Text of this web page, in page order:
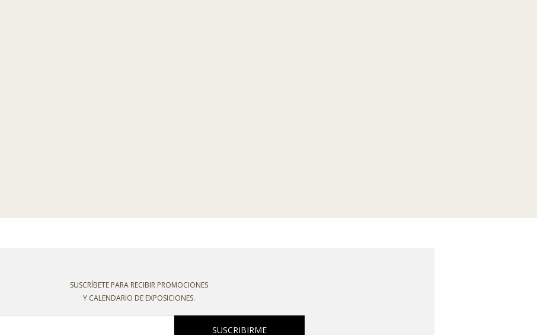
SUSCRÍBETE PARA RECIBIR PROMOCIONES
Y CALENDARIO DE EXPOSICIONES.
SUSCRIBIRME